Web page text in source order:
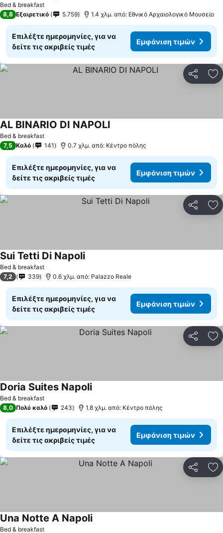
Bed & breakfast
8,8 Εξαιρετικό 5.759 1.4 χλμ. από: Εθνικό Αρχαιολογικό Μουσείο
Επιλέξτε ημερομηνίες, για να
δείτε τις ακριβείς τιμές
Εμφάνιση τιμών
Bed & breakfast
AL BINARIO DI NAPOLI
7,5 Καλό 141 0.7 χλμ. από: Κέντρο πόλης
Επιλέξτε ημερομηνίες, για να
δείτε τις ακριβείς τιμές
Εμφάνιση τιμών
Bed & breakfast
Sui Tetti Di Napoli
7,2 339 0.6 χλμ. από: Palazzo Reale
Επιλέξτε ημερομηνίες, για να
δείτε τις ακριβείς τιμές
Εμφάνιση τιμών
Bed & breakfast
Doria Suites Napoli
8,0 Πολύ καλό 243 1.8 χλμ. από: Κέντρο πόλης
Επιλέξτε ημερομηνίες, για να
δείτε τις ακριβείς τιμές
Εμφάνιση τιμών
Bed & breakfast
Una Notte A Napoli